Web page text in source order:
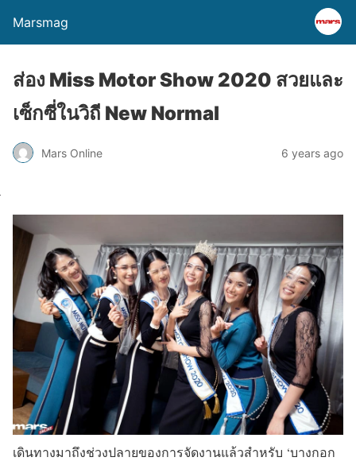
Marsmag
ส่อง Miss Motor Show 2020 สวยและ
เซ็กซี่ในวิถี New Normal
Mars Online 6 years ago
เดินทางมาถึงช่วงปลายของการจัดงานแล้วสำหรับ ‘บางกอก